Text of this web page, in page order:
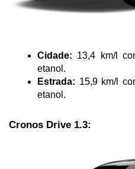
Cidade: 13,4 km/l
etanol.
Estrada: 15,9 km/l
etanol.
Cronos Drive 1.3: